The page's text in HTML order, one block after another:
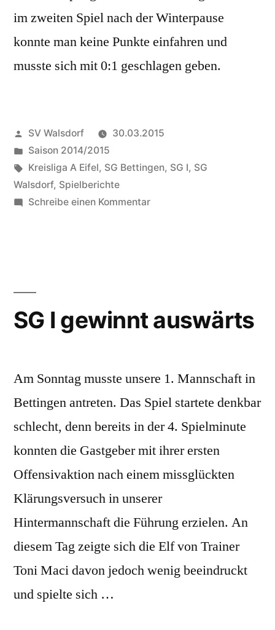
im zweiten Spiel nach der Winterpause
konnte man keine Punkte einfahren und
musste sich mit 0:1 geschlagen geben.
Veröffentlicht
von
SV Walsdorf
30.03.2015
Veröffentlicht
in
Saison 2014/2015
Schlagwörter:
Kreisliga A Eifel, SG Bettingen, SG I, SG
Walsdorf, Spielberichte
Schreibe einen Kommentarzu
Partie
Jahr
SG I gewinnt auswärts
Am Sonntag musste unsere 1. Mannschaft in
Bettingen antreten. Das Spiel startete denkbar
schlecht, denn bereits in der 4. Spielminute
konnten die Gastgeber mit ihrer ersten
Offensivaktion nach einem missglückten
Klärungsversuch in unserer
Hintermannschaft die Führung erzielen. An
diesem Tag zeigte sich die Elf von Trainer
Toni Maci davon jedoch wenig beeindruckt
und spielte sich …